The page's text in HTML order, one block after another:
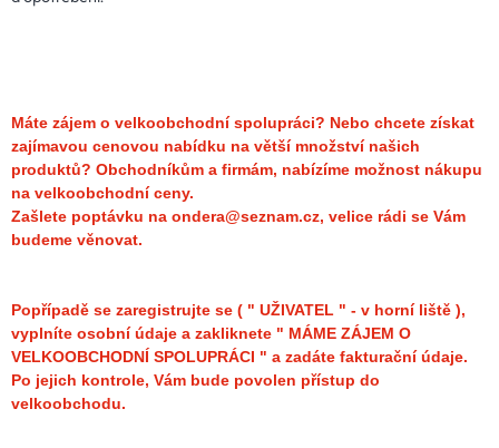
Máte zájem o velkoobchodní spolupráci? Nebo chcete získat
zajímavou cenovou nabídku na větší množství našich
produktů? Obchodníkům a firmám, nabízíme možnost nákupu
na velkoobchodní ceny.
Zašlete poptávku na ondera@seznam.cz, velice rádi se Vám
budeme věnovat.
Popřípadě se zaregistrujte se ( " UŽIVATEL " - v horní liště ),
vyplníte osobní údaje a zakliknete " MÁME ZÁJEM O
VELKOOBCHODNÍ SPOLUPRÁCI " a zadáte fakturační údaje.
Po jejich kontrole, Vám bude povolen přístup do
velkoobchodu.